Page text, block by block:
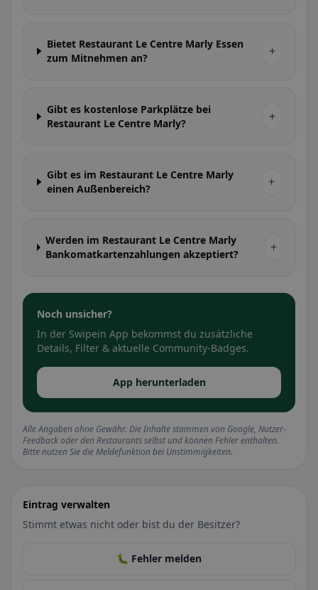
Bietet Restaurant Le Centre Marly Essen
zum Mitnehmen an?
+
Gibt es kostenlose Parkplätze bei
Restaurant Le Centre Marly?
+
Gibt es im Restaurant Le Centre Marly
einen Außenbereich?
+
Werden im Restaurant Le Centre Marly
Bankomatkartenzahlungen akzeptiert?
+
Noch unsicher?
In der Swipein App bekommst du zusätzliche
Details, Filter & aktuelle Community-Badges.
App herunterladen
Alle Angaben ohne Gewähr. Die Inhalte stammen von Google, Nutzer-
Feedback oder den Restaurants selbst und können Fehler enthalten.
Bitte nutzen Sie die Meldefunktion bei Unstimmigkeiten.
Eintrag verwalten
Stimmt etwas nicht oder bist du der Besitzer?
🐛 Fehler melden